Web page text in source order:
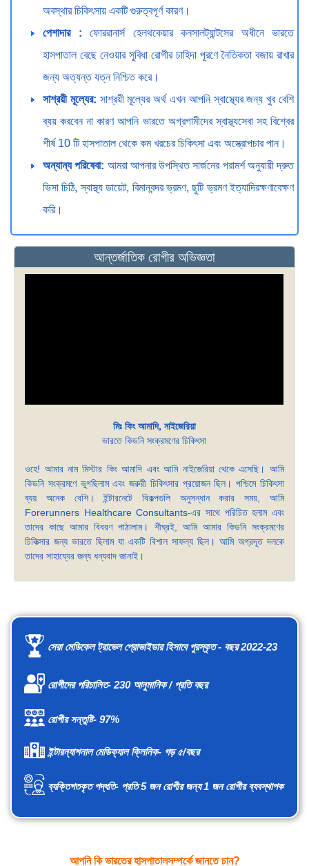
অবস্থার চিকিৎসায় একটি গুরুত্বপূর্ণ কারণ।
পেশাদার : ফোররানার্স হেলথকেয়ার কনসালট্যান্টসের অধীনে ভারতে
হাসপাতাল বেছে নেওয়ার সুবিধা রোগীর চাহিদা পূরণে নৈতিকতা বজায় রাখার
জন্য অত্যন্ত যত্ন নিশ্চিত করে।
সাশ্রয়ী মূল্যের: সাশ্রয়ী মূল্যের অর্থ এখন আপনি স্বাস্থ্যের জন্য খুব বেশি
ব্যয় করবেন না কারণ আপনি ভারতে অগ্রগামীদের স্বাস্থ্যসেবা সহ বিশ্বের
শীর্ষ 10 টি হাসপাতাল থেকে কম খরচের চিকিৎসা এবং অস্ত্রোপচার পান।
অন্যান্য পরিষেবা: আমরা আপনার উপস্থিত সার্জনের পরামর্শ অনুযায়ী দ্রুত
ভিসা চিঠি, স্বাস্থ্য ডায়েট, বিমানবন্দর ভ্রমণ, ছুটি ভ্রমণ ইত্যাদিরক্ষণাবেক্ষণ
করি।
আন্তর্জাতিক রোগীর অভিজ্ঞতা
মিঃ কিং আমাদি, নাইজেরিয়া
ভারতে কিডনি সংক্রমণের চিকিৎসা
ওহে! আমার নাম মিস্টার কিং আমাদি এবং আমি নাইজেরিয়া থেকে এসেছি। আমি
কিডনি সংক্রমণে ভুগছিলাম এবং জরুরী চিকিৎসার প্রয়োজন ছিল। পশ্চিমে চিকিৎসা
ব্যয় অনেক বেশি। ইন্টারনেটে বিকল্পগুলি অনুসন্ধান করার সময়, আমি
Forerunners Healthcare Consultants-এর সাথে পরিচিত হলাম এবং
তাদের কাছে আমার বিবরণ পাঠালাম। শীঘ্রই, আমি আমার কিডনি সংক্রমণের
চিকিত্সার জন্য ভারতে ছিলাম যা একটি বিশাল সাফল্য ছিল। আমি অগ্রদূত দলকে
তাদের সাহায্যের জন্য ধন্যবাদ জানাই।
সেরা মেডিকেল ট্রাভেল প্রোভাইডার হিসাবে পুরস্কৃত - বছর 2022-23
রোগীদের পরিচালিত- 230 আনুমানিক / প্রতি বছর
রোগীর সন্তুষ্টি- 97%
ইন্টারন্যাশনাল মেডিক্যাল ক্লিনিক- গড় ৫/বছর
ব্যক্তিগতকৃত পদ্ধতি- প্রতি 5 জন রোগীর জন্য 1 জন রোগীর ব্যবস্থাপক
আপনি কি ভারতের হাসপাতালসম্পর্কে জানতে চান?